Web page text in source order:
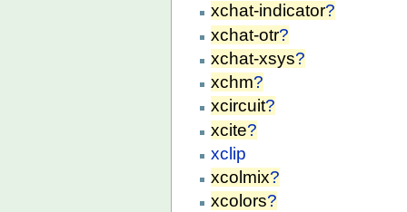
xchat-indicator?
xchat-otr?
xchat-xsys?
xchm?
xcircuit?
xcite?
xclip
xcolmix?
xcolors?